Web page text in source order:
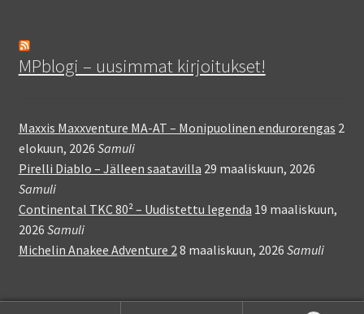
MPblogi – uusimmat kirjoitukset!
Maxxis Maxxventure MA-AT – Monipuolinen endurorengas 2
elokuun, 2026 Samuli
Pirelli Diablo – Jälleen saatavilla 29 maaliskuun, 2026
Samuli
Continental TKC 80² – Uudistettu legenda 19 maaliskuun,
2026 Samuli
Michelin Anakee Adventure 28 maaliskuun, 2026 Samuli